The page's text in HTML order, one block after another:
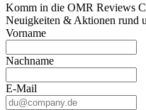
Komm in die OMR Reviews
Neuigkeiten & Aktionen rund
Vorname
Nachname
E-Mail